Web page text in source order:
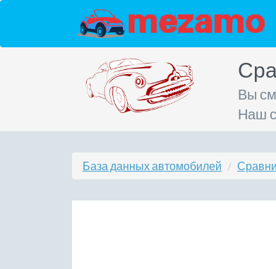
Вы
Наш
База данных автомобилей